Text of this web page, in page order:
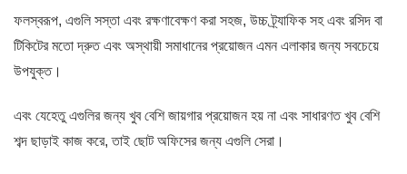
ফলস্বরূপ, এগুলি সস্তা এবং রক্ষণাবেক্ষণ করা সহজ, উচ্চ ট্র্যাফিক সহ এবং রসিদ বা
টিকিটের মতো দ্রুত এবং অস্থায়ী সমাধানের প্রয়োজন এমন এলাকার জন্য সবচেয়ে
উপযুক্ত।
এবং যেহেতু এগুলির জন্য খুব বেশি জায়গার প্রয়োজন হয় না এবং সাধারণত খুব বেশি
শব্দ ছাড়াই কাজ করে, তাই ছোট অফিসের জন্য এগুলি সেরা।